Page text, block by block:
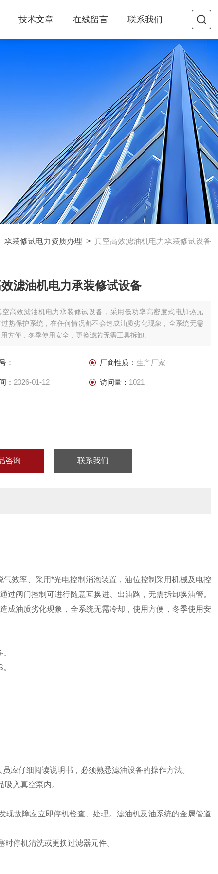
技术文章 在线留言 联系我们
承装修试电力资质办理 > 真空高效滤油机电力承装修试设备
滤油机电力承装修试设备
空高效滤油机电力承装修试设备，采用低功率高密度式电加热元
热保护系统，在任何情况都不会造成油质劣化现象，全系统无需
方便，冬季使用安全，更换滤芯无需工具拆卸。
： 厂商性质： 生产厂家
： 2026-01-12 访问量： 1021
咨询 联系我们
气效率、采用*光电控制消泡装置，油位控制采用机械及电控
阀门控制可进行随意互换进、出油路，无需拆卸换油管。
成油质劣化现象，全系统无需冷却，使用方便，冬季使用安
应仔细阅读说明书，必须熟悉滤油设备的操作方法。
入真空泵内。
故障应立即停机检查、处理。滤油机及油系统的金属管道
停机清洗或更换过滤器元件。